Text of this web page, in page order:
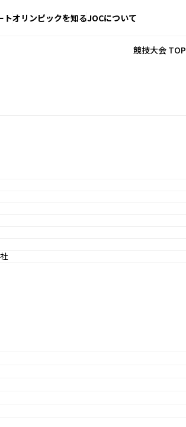
トオリンピックを知るJOCについて
競技大会 TOP